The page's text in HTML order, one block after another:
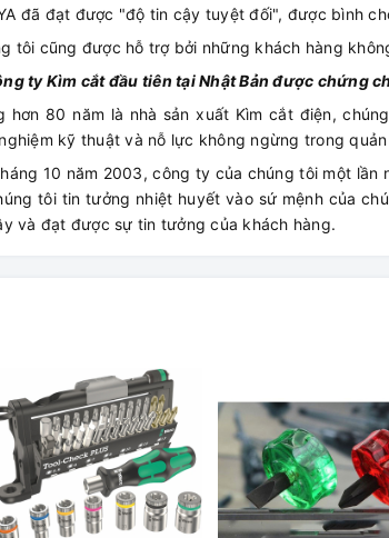
đã đạt được "độ tin cậy tuyệt đối", được bình
tôi cũng được hỗ trợ bởi những khách hàng
ty Kìm cắt đầu tiên tại Nhật Bản được chứng
hơn 80 năm là nhà sản xuất Kìm cắt điện,
kỹ thuật và nỗ lực không ngừng trong
10 năm 2003, công ty của chúng tôi một
tôi tin tưởng nhiệt huyết vào sứ mệnh của
và đạt được sự tin tưởng của khách hàng.